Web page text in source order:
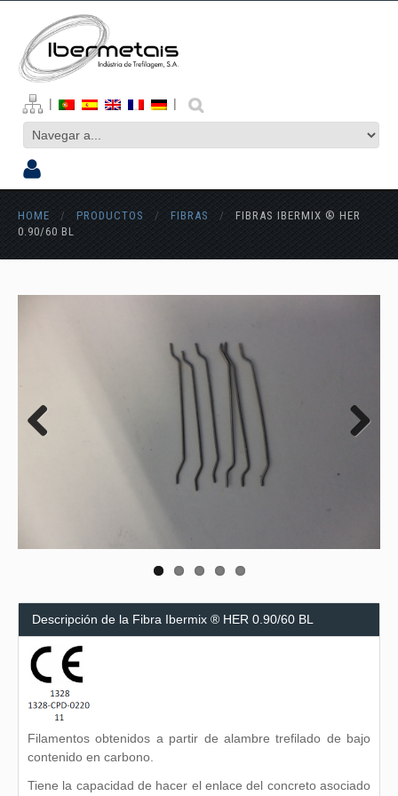
| |
HOME / PRODUCTOS / FIBRAS /
FIBRAS IBERMIX ® HER
0.90/60 BL
Descripción de la Fibra Ibermix ® HER 0.90/60 BL
Filamentos obtenidos a partir de alambre trefilado de bajo
contenido en carbono.
Tiene la capacidad de hacer el enlace del concreto asociado